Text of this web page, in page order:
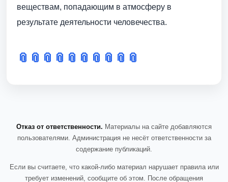
веществам, попадающим в атмосферу в
результате деятельности человечества.
📎 📎 📎 📎 📎 📎 📎 📎 📎 📎
Отказ от ответственности. Материалы на сайте добавляются
пользователями. Администрация не несёт ответственности за
содержание публикаций.
Если вы считаете, что какой-либо материал нарушает правила или
требует изменений, сообщите об этом. После обращения